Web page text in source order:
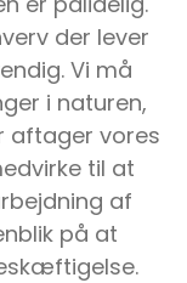
der lever
Vi må
i naturen,
aftager vores
til at
af
på at